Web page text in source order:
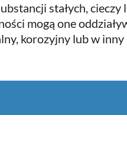
stałych,
mogą one
korozyjny lub w inny